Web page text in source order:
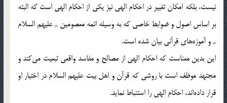
نيست، بلکه امکان تغيير در احکام الهي نيز يکي از احکام الهي است که البته
بر اساس اصول و ضوابط خاصي که به وسيله ائمه معصومين ـ عليهم السلام
ـ و آموزه‌هاي قرآني بيان شده است.
اين بدين معناست که احکام الهي از مصالح و مفاسد واقعي تبعيت مي‌کند و
مجتهد موظف است با روشي که قرآن و اهل بيت علیهم السلام در اختيار او
قرار داده‌اند، احکام الهي را استنباط نمايد.